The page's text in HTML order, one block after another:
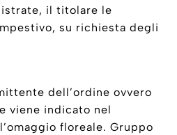
il titolare le
su richiesta degli
dell’ordine ovvero
viene indicato nel
floreale. Gruppo